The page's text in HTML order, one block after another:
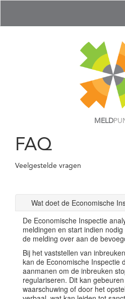
MELD
FAQ
Veelgestelde vragen
Wat doet de Economische
De Economische Inspectie
meldingen en start indien
de melding over aan de
Bij het vaststellen van
kan de Economische Inspectie
aanmanen om de inbreuken
regulariseren. Dit kan
waarschuwing of door het